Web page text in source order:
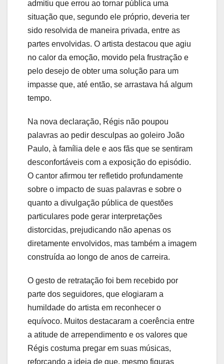
admitiu que errou ao tornar pública uma
situação que, segundo ele próprio, deveria ter
sido resolvida de maneira privada, entre as
partes envolvidas. O artista destacou que agiu
no calor da emoção, movido pela frustração e
pelo desejo de obter uma solução para um
impasse que, até então, se arrastava há algum
tempo.
Na nova declaração, Régis não poupou
palavras ao pedir desculpas ao goleiro João
Paulo, à família dele e aos fãs que se sentiram
desconfortáveis com a exposição do episódio.
O cantor afirmou ter refletido profundamente
sobre o impacto de suas palavras e sobre o
quanto a divulgação pública de questões
particulares pode gerar interpretações
distorcidas, prejudicando não apenas os
diretamente envolvidos, mas também a imagem
construída ao longo de anos de carreira.
O gesto de retratação foi bem recebido por
parte dos seguidores, que elogiaram a
humildade do artista em reconhecer o
equívoco. Muitos destacaram a coerência entre
a atitude de arrependimento e os valores que
Régis costuma pregar em suas músicas,
reforçando a ideia de que, mesmo figuras